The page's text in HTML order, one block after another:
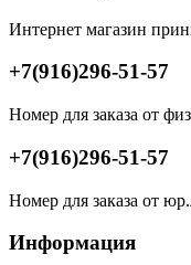
Интернет магазин
+7(916)296-51-57
Номер для заказа от
+7(916)296-51-57
Номер для заказа от
Информация